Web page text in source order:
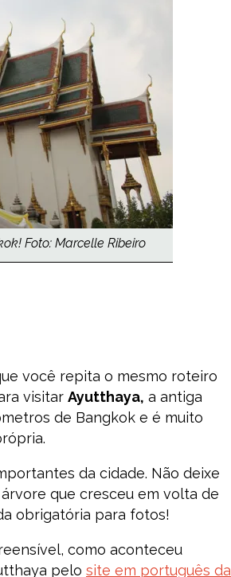
Foto: Marcelle Ribeiro
você repita o mesmo roteiro
visitar Ayutthaya, a antiga
de Bangkok e é muito
da cidade. Não deixe
que cresceu em volta de
obrigatória para fotos!
como aconteceu
pelo site em português da